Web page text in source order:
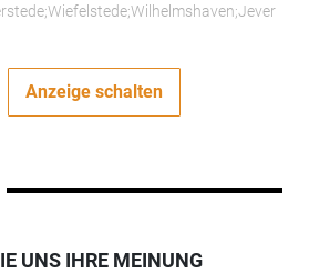
Anzeige schalten
UNS IHRE MEINUNG